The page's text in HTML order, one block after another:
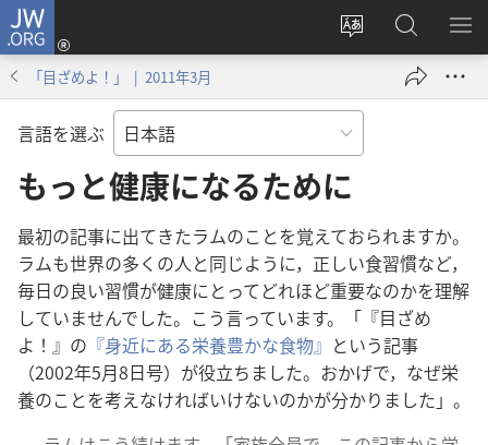
JW.ORG
サ
ト
の
言
変
え
る
ロ
グ
ン
し
い
タ
ブ
で
開
く）
JW.ORG
の
検
メ
を
「目ざめよ！」 | 2011年3月
言語を選ぶ
もっと健康になるために
最初の記事に出てきたラムのことを覚えておられますか。
ラムも世界の多くの人と同じように，正しい食習慣など，
毎日の良い習慣が健康にとってどれほど重要なのかを理解
していませんでした。こう言っています。「『目ざめ
よ！』の 『身近にある栄養豊かな食物』 という記事
（2002年5月8日号）が役立ちました。おかげで，なぜ栄
養のことを考えなければいけないのかが分かりました」。